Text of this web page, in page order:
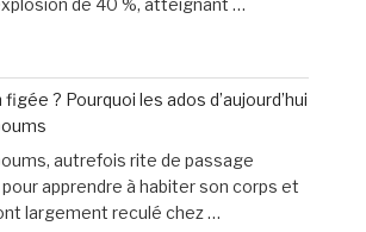
»
»
? Pourquoi les ados d’aujourd’hui
autrefois rite de passage
apprendre à habiter son corps et
largement reculé chez …